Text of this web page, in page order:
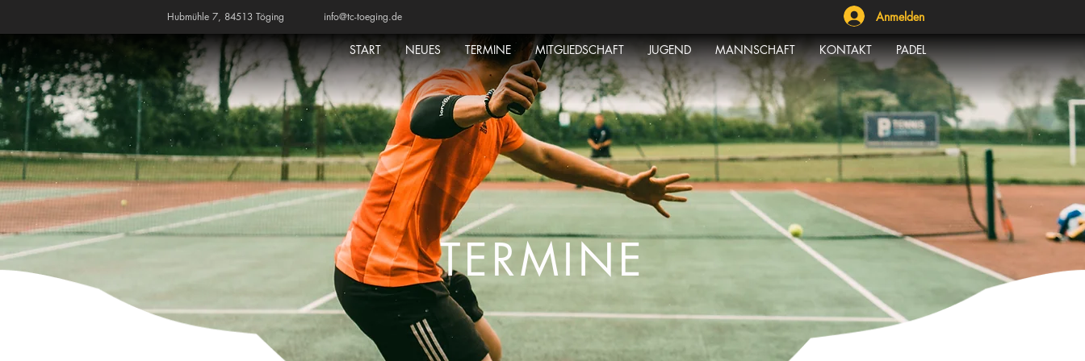
START NEUES TERMINE MITGLIEDSCHAFT JUGEND MANNSCHAFT KONTAKT PADEL
Hubmühle 7, 84513 Töging info@tc-toeging.de Anmelden
TERMINE